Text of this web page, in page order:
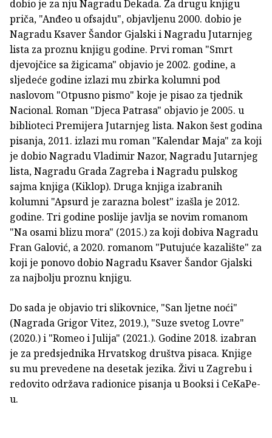
dobio je za nju Nagradu Dekada. Za drugu knjigu
priča, "Anđeo u ofsajdu", objavljenu 2000. dobio je
Nagradu Ksaver Šandor Gjalski i Nagradu Jutarnjeg
lista za proznu knjigu godine. Prvi roman "Smrt
djevojčice sa žigicama" objavio je 2002. godine, a
sljedeće godine izlazi mu zbirka kolumni pod
naslovom "Otpusno pismo" koje je pisao za tjednik
Nacional. Roman "Djeca Patrasa" objavio je 2005. u
biblioteci Premijera Jutarnjeg lista. Nakon šest godina
pisanja, 2011. izlazi mu roman "Kalendar Maja" za koji
je dobio Nagradu Vladimir Nazor, Nagradu Jutarnjeg
lista, Nagradu Grada Zagreba i Nagradu pulskog
sajma knjiga (Kiklop). Druga knjiga izabranih
kolumni "Apsurd je zarazna bolest" izašla je 2012.
godine. Tri godine poslije javlja se novim romanom
"Na osami blizu mora" (2015.) za koji dobiva Nagradu
Fran Galović, a 2020. romanom "Putujuće kazalište" za
koji je ponovo dobio Nagradu Ksaver Šandor Gjalski
za najbolju proznu knjigu.
Do sada je objavio tri slikovnice, "San ljetne noći"
(Nagrada Grigor Vitez, 2019.), "Suze svetog Lovre"
(2020.) i "Romeo i Julija" (2021.). Godine 2018. izabran
je za predsjednika Hrvatskog društva pisaca. Knjige
su mu prevedene na desetak jezika. Živi u Zagrebu i
redovito održava radionice pisanja u Booksi i CeKaPe-
u.